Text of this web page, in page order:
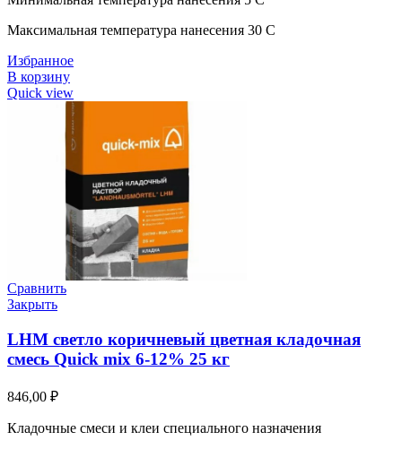
Максимальная температура нанесения 30 C
Избранное
В корзину
Quick view
Сравнить
Закрыть
LHM светло коричневый цветная кладочная
смесь Quick mix 6-12% 25 кг
846,00 ₽
Кладочные смеси и клеи специального назначения